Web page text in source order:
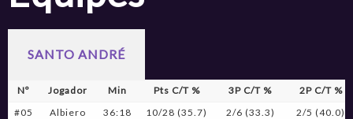
SANTO ANDRÉ
Nº Jogador Min Pts C/T % 3P C/T %
2P C/T %
#05
Albiero 36:18 10/28 (35.7) 2/6 (33.3)
2/5 (40.0)